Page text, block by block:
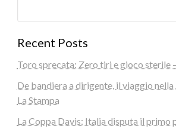
Recent Posts
Toro sprecata: Zero tiri e gioco sterile
De bandiera a dirigente, il viaggio nella
La Stampa
La Coppa Davis: Italia disputa il primo